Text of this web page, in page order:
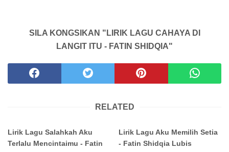
SILA KONGSIKAN "LIRIK LAGU CAHAYA DI
LANGIT ITU - FATIN SHIDQIA"
RELATED
Lirik Lagu Salahkah Aku
Terlalu Mencintaimu - Fatin
Lirik Lagu Aku Memilih Setia
- Fatin Shidqia Lubis